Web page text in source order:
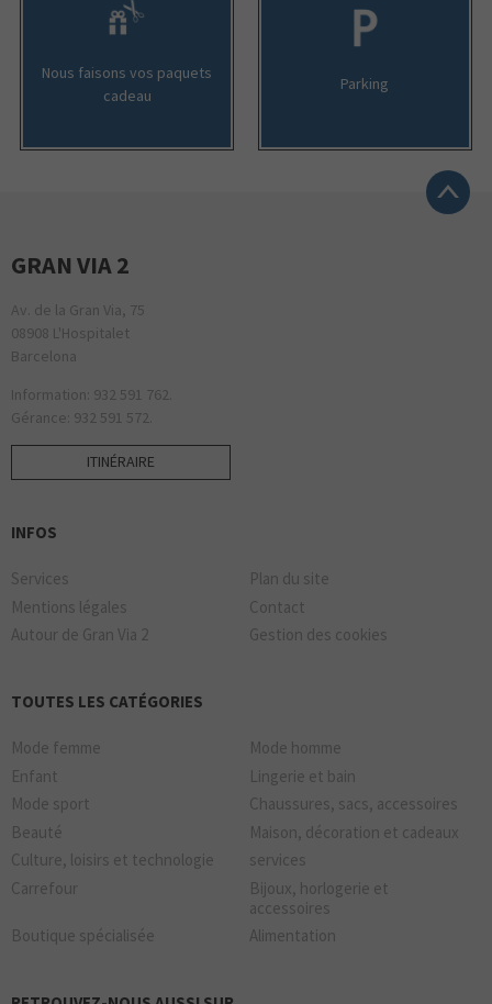
Nous faisons vos paquets
cadeau
Parking
GRAN VIA 2
Av. de la Gran Via, 75
08908 L'Hospitalet
Barcelona
Information: 932 591 762.
Gérance: 932 591 572.
ITINÉRAIRE
INFOS
Services
Plan du site
Mentions légales
Contact
Autour de Gran Via 2
Gestion des cookies
TOUTES LES CATÉGORIES
Mode femme
Mode homme
Enfant
Lingerie et bain
Mode sport
Chaussures, sacs, accessoires
Beauté
Maison, décoration et cadeaux
Culture, loisirs et technologie
services
Carrefour
Bijoux, horlogerie et
accessoires
Boutique spécialisée
Alimentation